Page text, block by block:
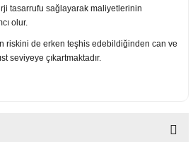
tasarrufu sağlayarak maliyetlerinin
olur.
riskini de erken teşhis edebildiğinden can ve
seviyeye çıkartmaktadır.